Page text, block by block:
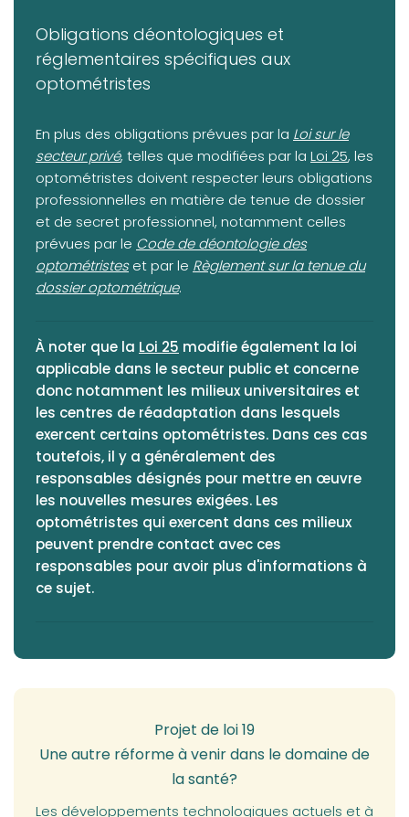
Obligations déontologiques et
réglementaires spécifiques aux
optométristes
En plus des obligations prévues par la (opens in a new
Loi sur le
secteur privé, telles que modifiées par la (opens in a
Loi 25, les
optométristes doivent respecter leurs obligations
professionnelles en matière de tenue de dossier
et de secret professionnel, notamment celles
prévues par le (opens in a new tab)
Code de déontologie des
optométristeset par le (opens in a new tab)
Règlement sur la tenue du
dossier optométrique.
À noter que la (opens in a new tab)
Loi 25 modifie également la loi
applicable dans le secteur public et concerne
donc notamment les milieux universitaires et
les centres de réadaptation dans lesquels
exercent certains optométristes. Dans ces cas
toutefois, il y a généralement des
responsables désignés pour mettre en œuvre
les nouvelles mesures exigées. Les
optométristes qui exercent dans ces milieux
peuvent prendre contact avec ces
responsables pour avoir plus d'informations à
ce sujet.
Projet de loi 19
Une autre réforme à venir dans le domaine de
la santé?
Les développements technologiques actuels et à